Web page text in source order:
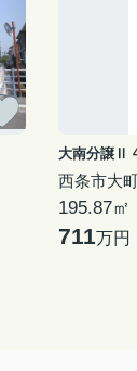
大南分譲Ⅱ
西条市大
195.87㎡
711万円